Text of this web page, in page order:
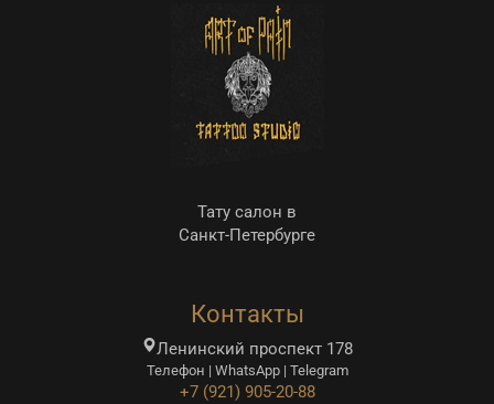
Тату салон в
Санкт-Петербурге
Контакты
Ленинский проспект 178
Телефон | WhatsApp | Telegram
+7 (921) 905-20-88